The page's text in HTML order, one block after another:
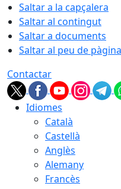
Saltar a la capçalera
Saltar al contingut
Saltar a documents
Saltar al peu de pàgina
Contactar
Idiomes
Català
Castellà
Anglès
Alemany
Francès